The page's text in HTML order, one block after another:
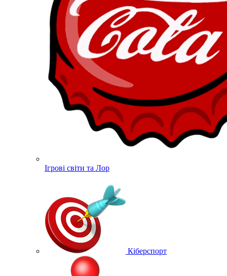
Ігрові світи та Лор
Кіберспорт